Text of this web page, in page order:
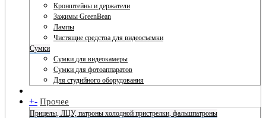
Кронштейны и держатели
Зажимы GreenBean
Лампы
Чистящие средства для видеосъемки
Сумки
Сумки для видеокамеры
Сумки для фотоаппаратов
Для студийного оборудования
+- Прочее
Прицелы, ЛЦУ, патроны холодной пристрелки, фальшпатроны